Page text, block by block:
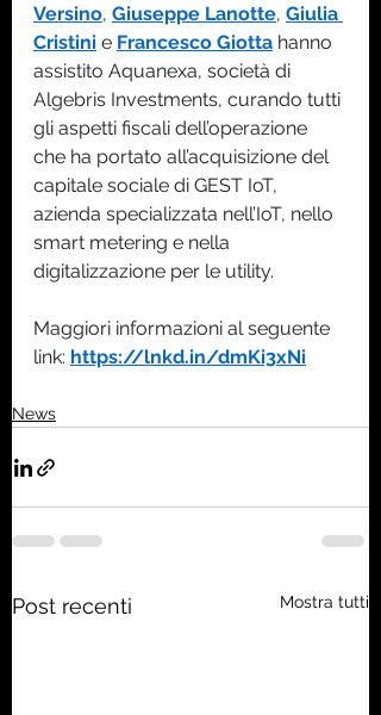
Versino, Giuseppe Lanotte, Giulia
Cristini e Francesco Giotta hanno
assistito Aquanexa, società di
Algebris Investments, curando tutti
gli aspetti fiscali dell’operazione
che ha portato all’acquisizione del
capitale sociale di GEST IoT,
azienda specializzata nell’IoT, nello
smart metering e nella
digitalizzazione per le utility.
Maggiori informazioni al seguente
link: https://lnkd.in/dmKi3xNi
News
Post recenti Mostra tutti